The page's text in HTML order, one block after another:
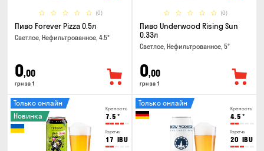
(0)
Пиво Forever Pizza 0.5л
Светлое, Нефильтрованное, 4.5°
0,00
грн за 1
(0)
Пиво Underwood Rising Sun
0.33л
Светлое, Нефильтрованное, 5°
0,00
грн за 1
Крепость
7.5 °
Горечь
17 IBU
Только онлайн
Новинка
Крепость
4.5 °
Горечь
20 IBU
Только онлайн